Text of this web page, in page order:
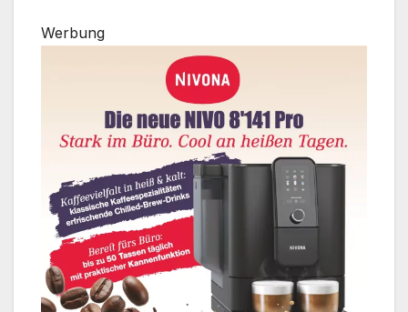
Werbung